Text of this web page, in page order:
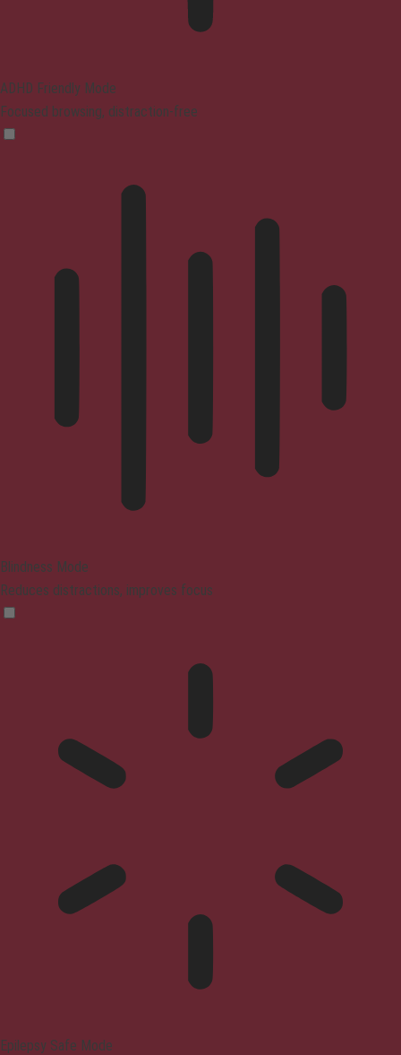
ADHD Friendly Mode
Focused browsing, distraction-free
Blindness Mode
Reduces distractions, improves focus
Epilepsy Safe Mode